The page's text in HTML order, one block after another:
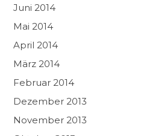
Juni 2014
Mai 2014
April 2014
März 2014
Februar 2014
Dezember 2013
November 2013